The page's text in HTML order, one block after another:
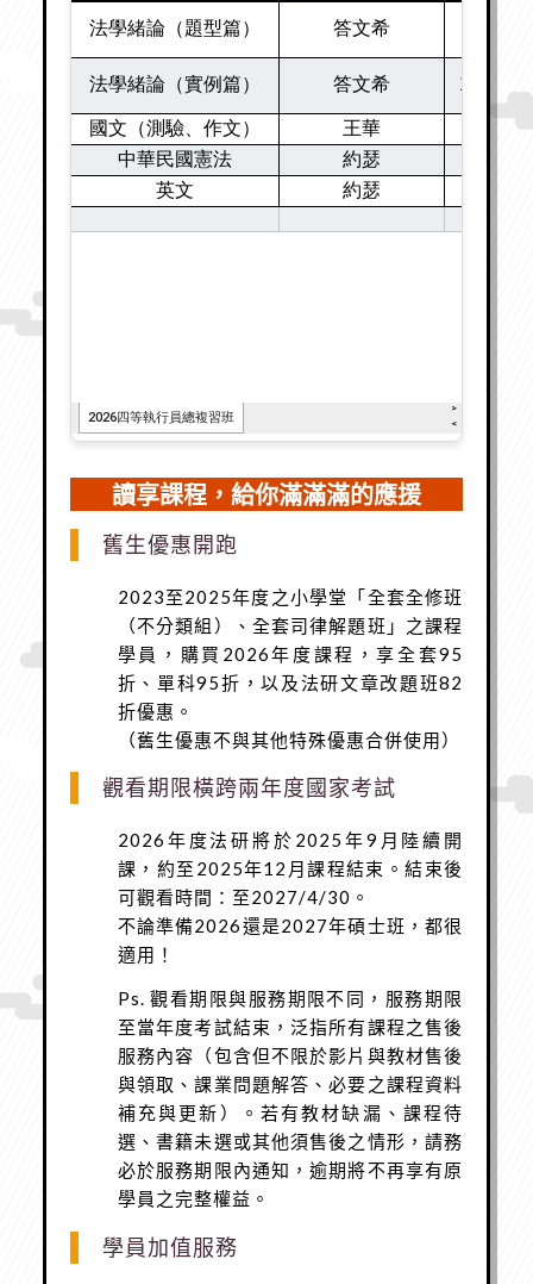
讀享課程，給你滿滿滿的應援
舊生優惠開跑
2023至2025年度之小學堂「全套全修班
（不分類組）、全套司律解題班」之課程
學員，購買2026年度課程，享全套95
折、單科95折，以及法研文章改題班82
折優惠。
（舊生優惠不與其他特殊優惠合併使用）
觀看期限橫跨兩年度國家考試
2026年度法研將於2025年9月陸續開
課，約至2025年12月課程結束。結束後
可觀看時間： 至2027/4/30。
不論準備2026還是2027年碩士班，都很
適用！
Ps. 觀看期限與服務期限不同，服務期限
至當年度考試結束，泛指所有課程之售後
服務內容（包含但不限於影片與教材售後
與領取、課業問題解答、必要之課程資料
補充與更新）。若有教材缺漏、課程待
選、書籍未選或其他須售後之情形，請務
必於服務期限內通知，逾期將不再享有原
學員之完整權益。
學員加值服務